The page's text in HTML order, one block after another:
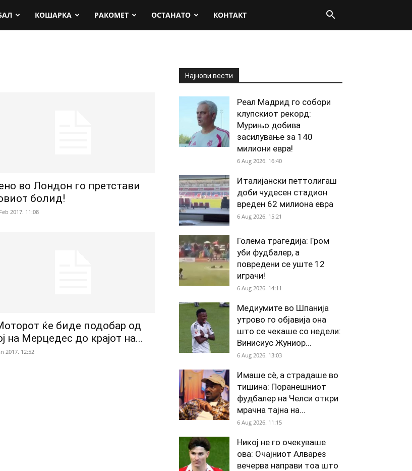
КОШАРКА РАКОМЕТ ОСТАНАТО КОНТАКТ
во Лондон го претстави
болид!
2017. 11:08
ќе биде подобар од
на Мерцедес до крајот на...
2017. 12:52
Најнови вести
Реал Мадрид го собори
клупскиот рекорд:
Мурињо добива
засилување за 140
милиони евра!
6 Aug 2026. 16:40
Италијански петтолигаш
доби чудесен стадион
вреден 62 милиона евра
6 Aug 2026. 15:21
Голема трагедија: Гром
уби фудбалер, а
повредени се уште 12
играчи!
6 Aug 2026. 14:11
Медиумите во Шпанија
утрово го објавија она
што се чекаше со недели:
Винисиус Жуниор...
6 Aug 2026. 13:03
Имаше сè, а страдаше во
тишина: Поранешниот
фудбалер на Челси откри
мрачна тајна на...
6 Aug 2026. 11:15
Никој не го очекуваше
ова: Очајниот Алварез
вечерва направи тоа што